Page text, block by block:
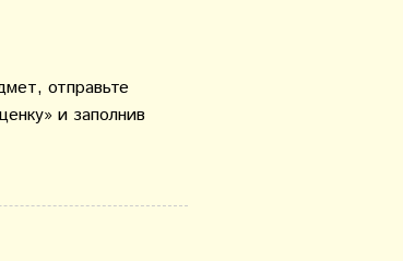
отправьте
и заполнив